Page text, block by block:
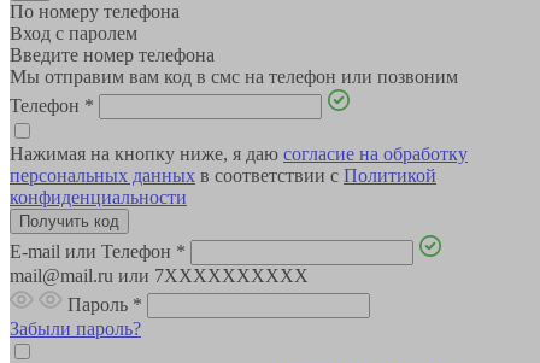
По номеру телефона
Вход с паролем
Введите номер телефона
Мы отправим вам код в смс на телефон или позвоним
Телефон *
Нажимая на кнопку ниже, я даю согласие на обработку
персональных данных в соответствии с Политикой
конфиденциальности
E-mail или Телефон *
mail@mail.ru или 7XXXXXXXXXX
Пароль *
Забыли пароль?